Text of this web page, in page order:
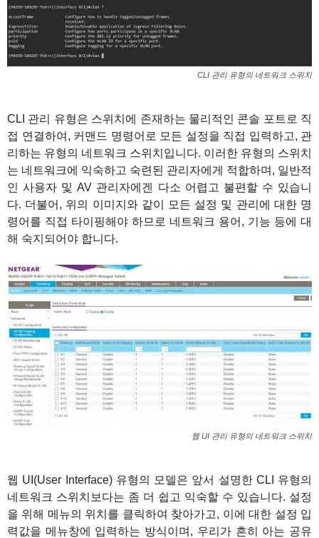
CLI 관리 유형의 네트워크 스위치
CLI 관리 유형은 스위치에 존재하는 물리적인 콘솔 포트로 직
접 연결하여, 커맨드 명령어로 모든 설정을 직접 입력하고, 관
리하는 유형의 네트워크 스위치입니다. 이러한 유형의 스위치
는 네트워크에 익숙하고 숙련된 관리자에게 적합하며, 일반적
인 사용자 및 AV 관리자에겐 다소 어렵고 불편할 수 있습니
다. 더불어, 위의 이미지와 같이 모든 설정 및 관리에 대한 명
령어를 직접 타이핑해야 하므로 네트워크 용어, 기능 등에 대
해 숙지되어야 합니다.
웹 UI 관리 유형의 네트워크 스위치
웹 UI(User Interface) 유형의 모델은 앞서 설명한 CLI 유형의
네트워크 스위치보다는 좀 더 쉽고 익숙할 수 있습니다. 설정
을 위해 메뉴의 위치를 클릭하여 찾아가고, 이에 대한 설정 입
력값을 메뉴창에 입력하는 방식이며, 우리가 흔히 아는 공유